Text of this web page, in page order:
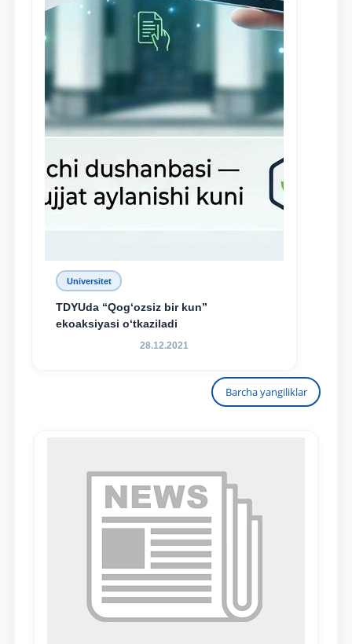
Universitet
TDYUda “Qog‘ozsiz bir kun”
ekoaksiyasi o‘tkaziladi
28.12.2021
Barcha yangiliklar